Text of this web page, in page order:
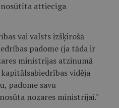
attiecīga
vai valsts izšķirošā
padome (ja tāda ir
ministrijas atzinumā
vidēja
padome savu
nozares ministrijai."